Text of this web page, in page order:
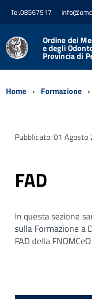
Tel.08567517
Ordine dei
e degli
Provincia di
Home Formazione
Pubblicato: 01 Agosto
FAD
In questa sezione
sulla Formazione a
FAD della